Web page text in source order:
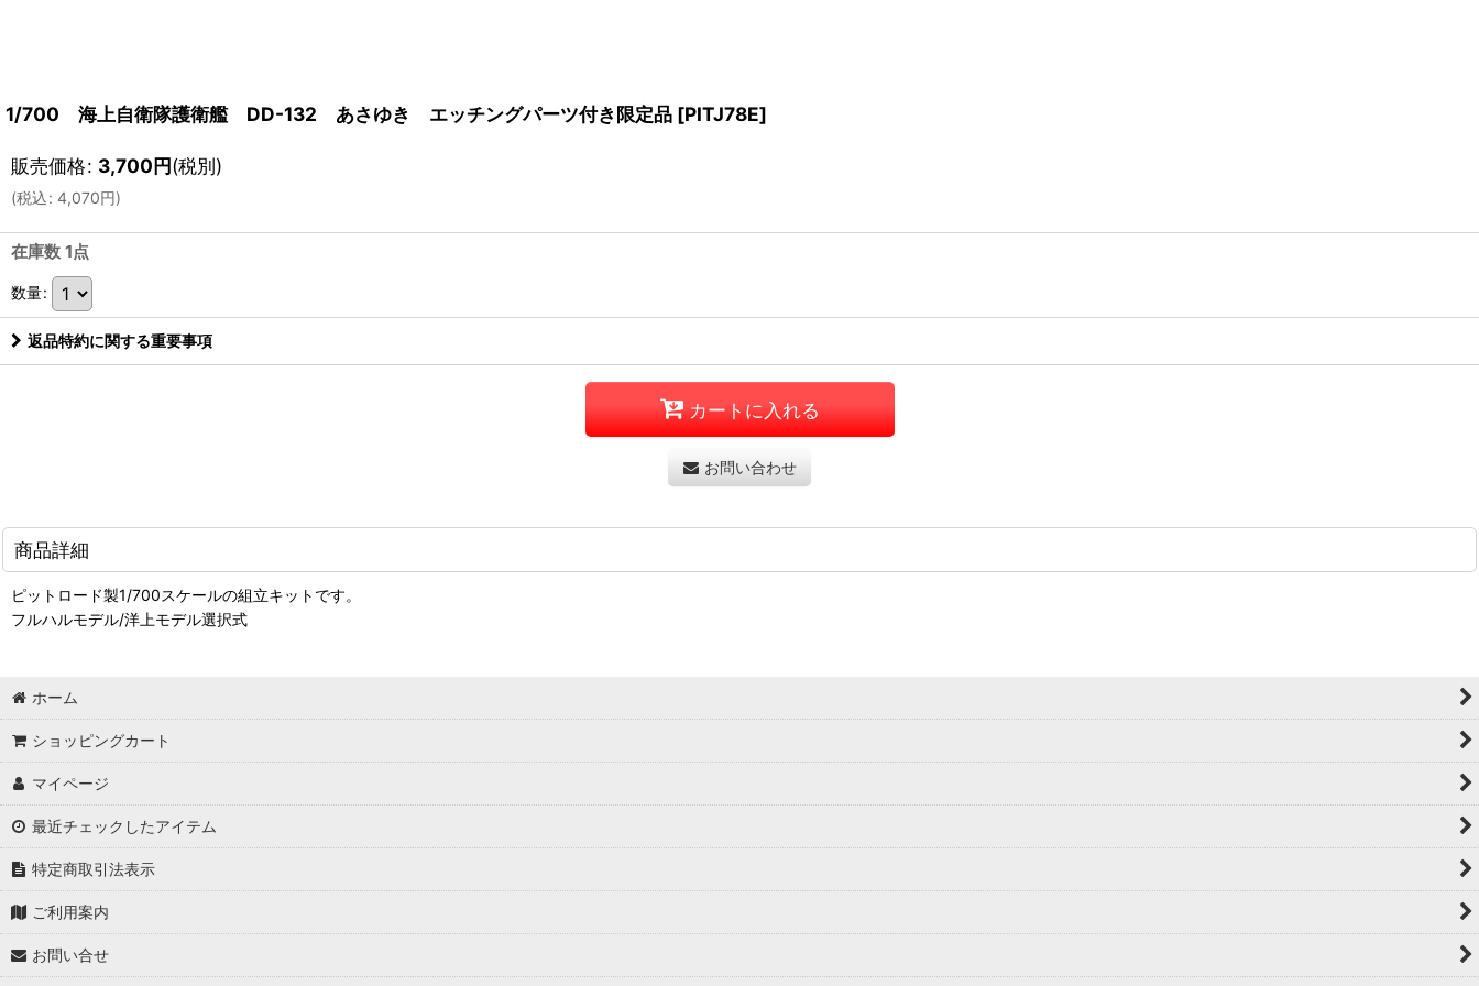
1/700 海上自衛隊護衛艦 DD-132 あさゆき エッチングパーツ付き限定品 [PITJ78E]
販売価格: 3,700円(税別)
(税込: 4,070円)
在庫数 1点
数量:
返品特約に関する重要事項
カートに入れる
お問い合わせ
商品詳細
ピットロード製1/700スケールの組立キットです。
フルハルモデル/洋上モデル選択式
ホーム
ショッピングカート
マイページ
最近チェックしたアイテム
特定商取引法表示
ご利用案内
お問い合せ